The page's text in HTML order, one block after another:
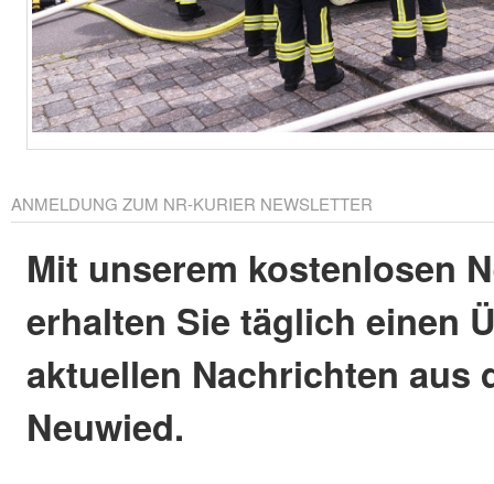
ANMELDUNG ZUM NR-KURIER NEWSLETTER
Mit unserem kostenlosen
erhalten Sie täglich einen
aktuellen Nachrichten aus
Neuwied.